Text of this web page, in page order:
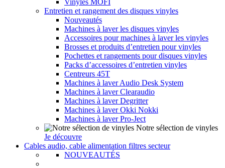
Vinyles MOFI
Entretien et rangement des disques vinyles
Nouveautés
Machines à laver les disques vinyles
Accessoires pour machines à laver les vinyles
Brosses et produits d’entretien pour vinyles
Pochettes et rangements pour disques vinyles
Packs d’accessoires d’entretien vinyles
Centreurs 45T
Machines à laver Audio Desk System
Machines à laver Clearaudio
Machines à laver Degritter
Machines à laver Okki Nokki
Machines à laver Pro-Ject
Notre sélection de vinyles
Je découvre
Cables audio, cable alimentation filtres secteur
NOUVEAUTÉS